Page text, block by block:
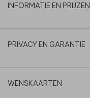
INFORMATIE EN PRIJZEN
PRIVACY EN GARANTIE
WENSKAARTEN